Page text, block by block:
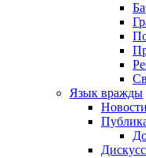
Язык вражды
Новости